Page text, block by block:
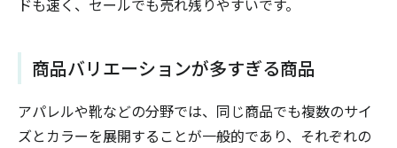
商品バリエーションが多すぎる商品
アパレルや靴などの分野では、同じ商品でも複数のサイ
ズとカラーを展開することが一般的であり、それぞれの